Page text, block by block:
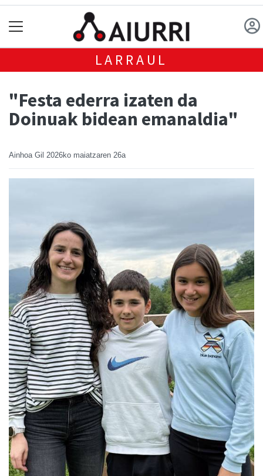
LARRAUL
"Festa ederra izaten da
Doinuak bidean emanaldia"
Ainhoa Gil 2026ko maiatzaren 26a